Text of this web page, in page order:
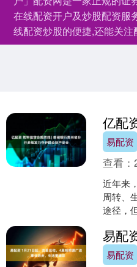
在线配资开户及炒股配资服
线配资炒股的便捷,还能关注
易配资
查看：
近年来
周转、
途径，
法权益
易配资